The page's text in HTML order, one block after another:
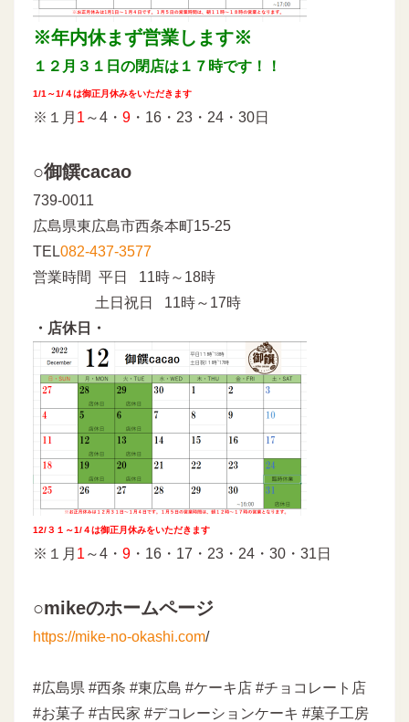
※年内休まず営業します※
１２月３１日の閉店は１７時です！！
1/1～1/４は御正月休みをいただきます
※１月 1 ～4・ 9 ・16・23・24・30日
○御饌cacao
739-0011
広島県東広島市西条本町15-25
TEL082-437-3577
営業時間 平日 11時～18時
土日祝日 11時～17時
・店休日・
12/３１～1/４は御正月休みをいただきます
※１月 1 ～4・ 9 ・16・17・23・24・30・31日
○mikeのホームページ
https://mike-no-okashi.com/
#広島県 #西条 #東広島 #ケーキ店 #チョコレート店
#お菓子 #古民家 #デコレーションケーキ #菓子工房